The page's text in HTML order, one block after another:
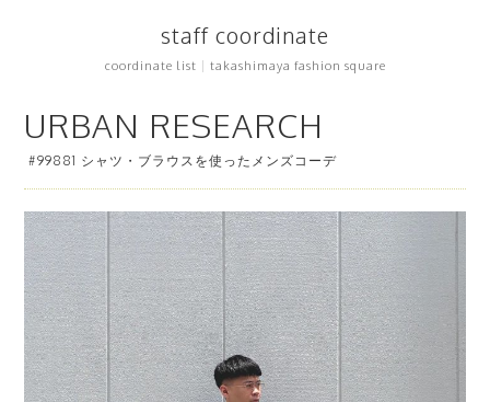
staff coordinate
coordinate list takashimaya fashion square
URBAN RESEARCH
#99881 シャツ・ブラウスを使ったメンズコーデ